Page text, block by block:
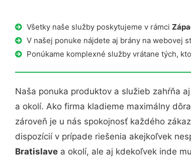
Všetky naše služby poskytujeme v rámci
V našej ponuke nájdete aj brány na webovej
Ponúkame komplexné služby vrátane tých,
Naša ponuka produktov a služieb zahŕňa aj
a okolí. Ako firma kladieme maximálny
zároveň je u nás spokojnosť každého
dispozícií v prípade riešenia akejkoľvek
Bratislave a okolí, ale aj kdekoľvek inde